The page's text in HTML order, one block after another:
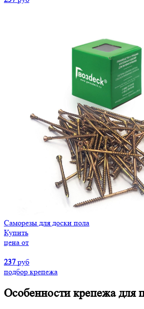
Саморезы для доски пола
Купить
цена от
237 руб
подбор крепежа
Особенности крепежа для